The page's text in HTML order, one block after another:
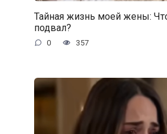
Тайная жизнь моей жены:
подвал?
0 357